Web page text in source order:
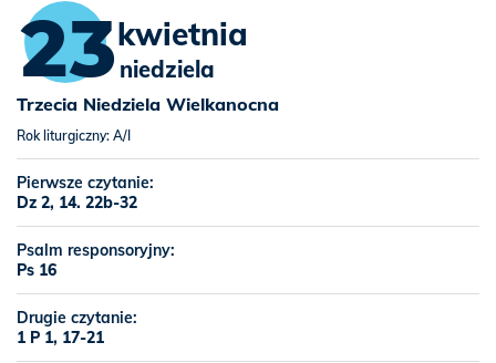
23kwietnia
niedziela
Trzecia Niedziela Wielkanocna
Rok liturgiczny: A/I
Pierwsze czytanie:
Dz 2, 14. 22b-32
Psalm responsoryjny:
Ps 16
Drugie czytanie:
1 P 1, 17-21